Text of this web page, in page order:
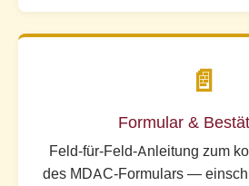
📄
Formular &
Feld-für-Feld-Anleitung zum
des MDAC-Formulars —